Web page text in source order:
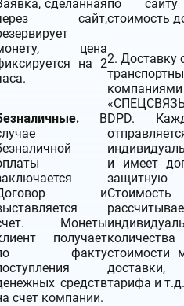
сделанная
сайт,
цена
на 2
В
и
Монеты
получает
факту
средств
счет компании.
по
стоимость
2. Доставку
компаниями
DPD.
и имеет
стоимости
доставки,
тарифа и т.д.